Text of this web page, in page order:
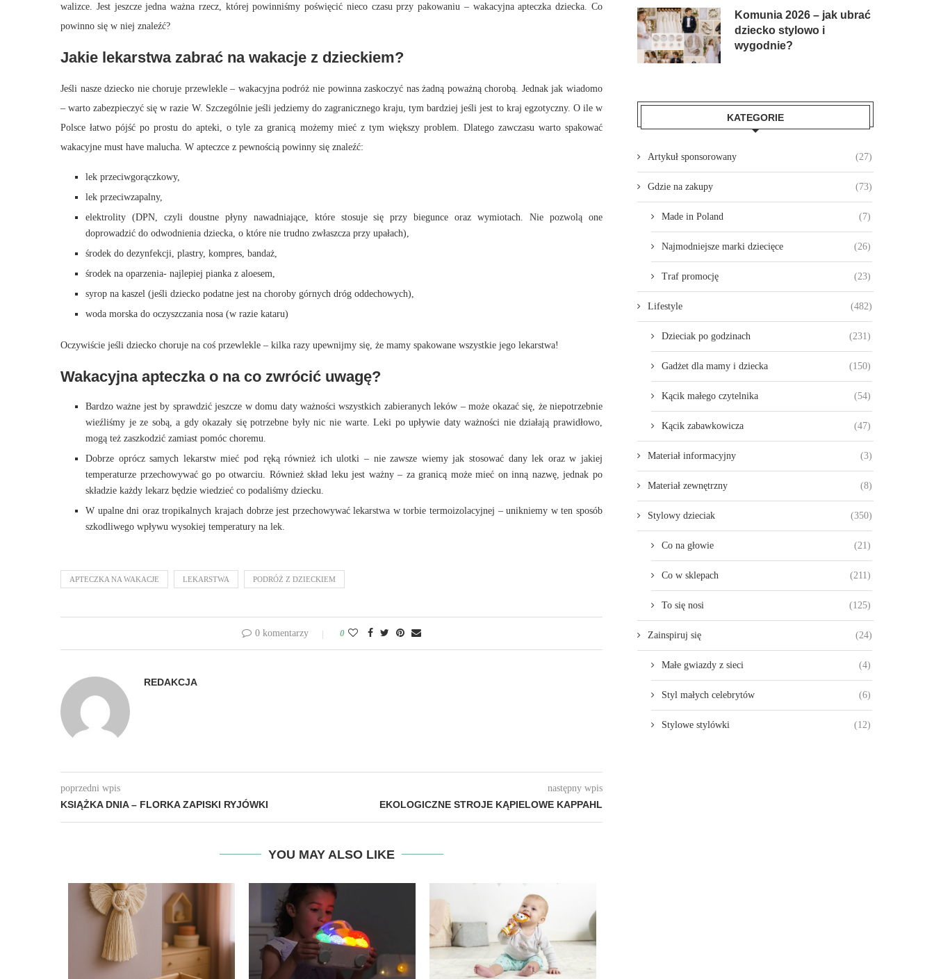
walizce. Jest jeszcze jedna ważna rzecz, której powinniśmy poświęcić nieco czasu przy pakowaniu – wakacyjna apteczka dziecka. Co
powinno się w niej znaleźć?
Jakie lekarstwa zabrać na wakacje z dzieckiem?
Jeśli nasze dziecko nie choruje przewlekle – wakacyjna podróż nie powinna zaskoczyć nas żadną poważną chorobą. Jednak jak wiadomo
– warto zabezpieczyć się w razie W. Szczególnie jeśli jedziemy do zagranicznego kraju, tym bardziej jeśli jest to kraj egzotyczny. O ile w
Polsce łatwo pójść po prostu do apteki, o tyle za granicą możemy mieć z tym większy problem. Dlatego zawczasu warto spakować
wakacyjne must have malucha. W apteczce z pewnością powinny się znaleźć:
lek przeciwgorączkowy,
lek przeciwzapalny,
elektrolity (DPN, czyli doustne płyny nawadniające, które stosuje się przy biegunce oraz wymiotach. Nie pozwolą one
doprowadzić do odwodnienia dziecka, o które nie trudno zwłaszcza przy upałach),
środek do dezynfekcji, plastry, kompres, bandaż,
środek na oparzenia- najlepiej pianka z aloesem,
syrop na kaszel (jeśli dziecko podatne jest na choroby górnych dróg oddechowych),
woda morska do oczyszczania nosa (w razie kataru)
Oczywiście jeśli dziecko choruje na coś przewlekle – kilka razy upewnijmy się, że mamy spakowane wszystkie jego lekarstwa!
Wakacyjna apteczka o na co zwrócić uwagę?
Bardzo ważne jest by sprawdzić jeszcze w domu daty ważności wszystkich zabieranych leków – może okazać się, że niepotrzebnie
wieźliśmy je ze sobą, a gdy okazały się potrzebne były nic nie warte. Leki po upływie daty ważności nie działają prawidłowo,
mogą też zaszkodzić zamiast pomóc choremu.
Dobrze oprócz samych lekarstw mieć pod ręką również ich ulotki – nie zawsze wiemy jak stosować dany lek oraz w jakiej
temperaturze przechowywać go po otwarciu. Również skład leku jest ważny – za granicą może mieć on inną nazwę, jednak po
składzie każdy lekarz będzie wiedzieć co podaliśmy dziecku.
W upalne dni oraz tropikalnych krajach dobrze jest przechowywać lekarstwa w torbie termoizolacyjnej – unikniemy w ten sposób
szkodliwego wpływu wysokiej temperatury na lek.
APTECZKA NA WAKACJE LEKARSTWA PODRÓŻ Z DZIECKIEM
0 komentarzy 0
REDAKCJA
poprzedni wpis
KSIĄŻKA DNIA – FLORKA ZAPISKI RYJÓWKI
następny wpis
EKOLOGICZNE STROJE KĄPIELOWE KAPPAHL
YOU MAY ALSO LIKE
Komunia 2026 – jak ubrać
dziecko stylowo i
wygodnie?
KATEGORIE
Artykuł sponsorowany (27)
Gdzie na zakupy (73)
Made in Poland (7)
Najmodniejsze marki dziecięce (26)
Traf promocję (23)
Lifestyle (482)
Dzieciak po godzinach (231)
Gadżet dla mamy i dziecka (150)
Kącik małego czytelnika (54)
Kącik zabawkowicza (47)
Materiał informacyjny (3)
Materiał zewnętrzny (8)
Stylowy dzieciak (350)
Co na głowie (21)
Co w sklepach (211)
To się nosi (125)
Zainspiruj się (24)
Małe gwiazdy z sieci (4)
Styl małych celebrytów (6)
Stylowe stylówki (12)